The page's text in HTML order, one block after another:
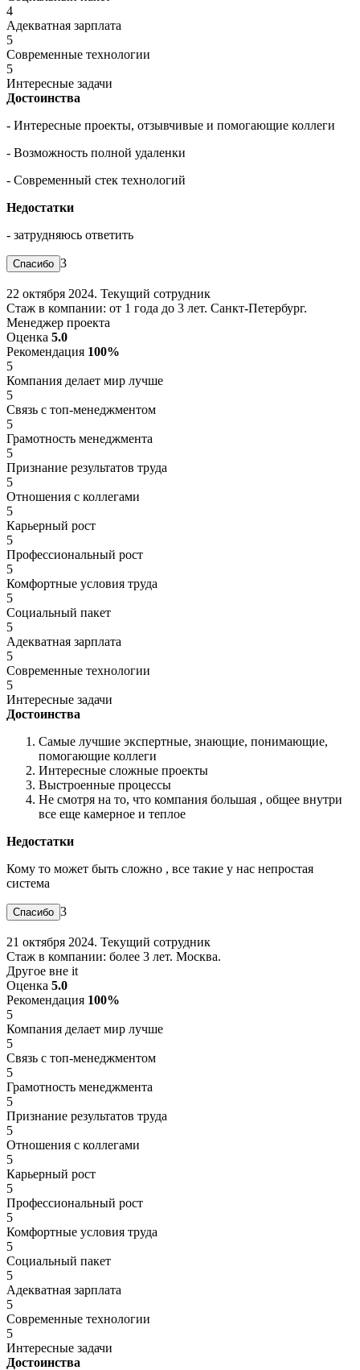
4
Адекватная зарплата
5
Современные технологии
5
Интересные задачи
Достоинства
- Интересные проекты, отзывчивые и помогающие коллеги
- Возможность полной удаленки
- Современный стек технологий
Недостатки
- затрудняюсь ответить
3
22 октября 2024. Текущий сотрудник
Стаж в компании: от 1 года до 3 лет. Санкт-Петербург.
Менеджер проекта
Оценка 5.0
Рекомендация 100%
5
Компания делает мир лучше
5
Связь с топ-менеджментом
5
Грамотность менеджмента
5
Признание результатов труда
5
Отношения с коллегами
5
Карьерный рост
5
Профессиональный рост
5
Комфортные условия труда
5
Социальный пакет
5
Адекватная зарплата
5
Современные технологии
5
Интересные задачи
Достоинства
Самые лучшие экспертные, знающие, понимающие,
помогающие коллеги
Интересные сложные проекты
Выстроенные процессы
Не смотря на то, что компания большая , общее внутри
все еще камерное и теплое
Недостатки
Кому то может быть сложно , все такие у нас непростая
система
3
21 октября 2024. Текущий сотрудник
Стаж в компании: более 3 лет. Москва.
Другое вне it
Оценка 5.0
Рекомендация 100%
5
Компания делает мир лучше
5
Связь с топ-менеджментом
5
Грамотность менеджмента
5
Признание результатов труда
5
Отношения с коллегами
5
Карьерный рост
5
Профессиональный рост
5
Комфортные условия труда
5
Социальный пакет
5
Адекватная зарплата
5
Современные технологии
5
Интересные задачи
Достоинства